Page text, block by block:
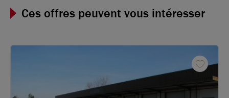
Ces offres peuvent vous intéresser